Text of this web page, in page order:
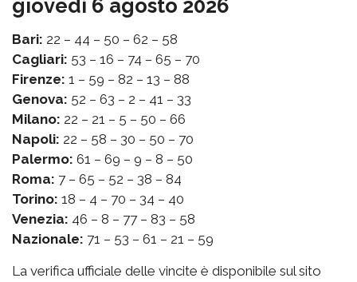
giovedì 6 agosto 2026
Bari: 22 – 44 – 50 – 62 – 58
Cagliari: 53 – 16 – 74 – 65 – 70
Firenze: 1 – 59 – 82 – 13 – 88
Genova: 52 – 63 – 2 – 41 – 33
Milano: 22 – 21 – 5 – 50 – 66
Napoli: 22 – 58 – 30 – 50 – 70
Palermo: 61 – 69 – 9 – 8 – 50
Roma: 7 – 65 – 52 – 38 – 84
Torino: 18 – 4 – 70 – 34 – 40
Venezia: 46 – 8 – 77 – 83 – 58
Nazionale: 71 – 53 – 61 – 21 – 59
La verifica ufficiale delle vincite è disponibile sul sito